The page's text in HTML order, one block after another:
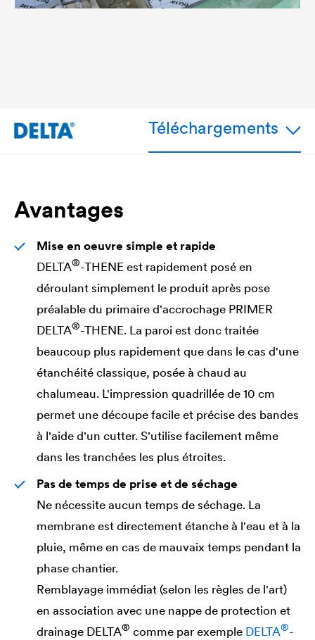
Téléchargements
Avantages
Mise en oeuvre simple et rapide
DELTA®-THENE est rapidement posé en
déroulant simplement le produit après pose
préalable du primaire d'accrochage PRIMER
DELTA®-THENE. La paroi est donc traitée
beaucoup plus rapidement que dans le cas d'une
étanchéité classique, posée à chaud au
chalumeau. L'impression quadrillée de 10 cm
permet une découpe facile et précise des bandes
à l'aide d'un cutter. S'utilise facilement même
dans les tranchées les plus étroites.
Pas de temps de prise et de séchage
Ne nécessite aucun temps de séchage. La
membrane est directement étanche à l'eau et à la
pluie, même en cas de mauvaix temps pendant la
phase chantier.
Remblayage immédiat (selon les règles de l'art)
en association avec une nappe de protection et
drainage DELTA® comme par exemple DELTA®-